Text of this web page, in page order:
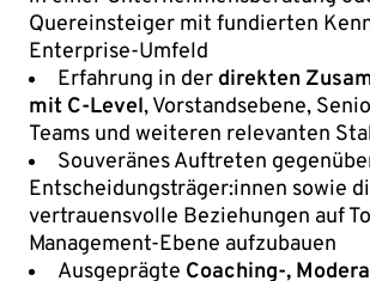
Quereinsteiger mit fundierten
Enterprise-Umfeld
Erfahrung in der direkten
mit C-Level, Vorstandsebene,
Teams und weiteren relevanten
Souveränes Auftreten
Entscheidungsträger:innen sowie
vertrauensvolle Beziehungen auf
Management-Ebene aufzubauen
Ausgeprägte Coaching-,